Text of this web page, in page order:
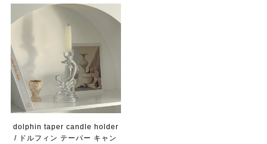
dolphin taper candle holder
/ ドルフィン テーパー キャン